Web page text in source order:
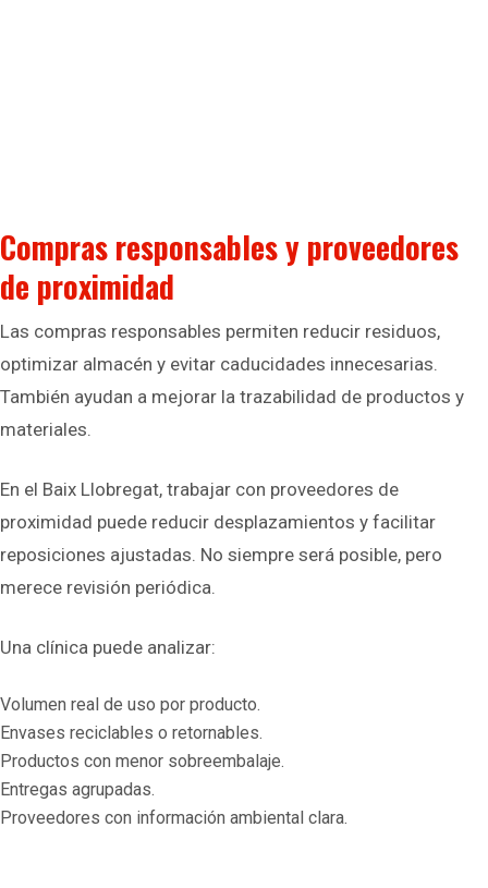
Compras responsables y proveedores
de proximidad
Las compras responsables permiten reducir residuos,
optimizar almacén y evitar caducidades innecesarias.
También ayudan a mejorar la trazabilidad de productos y
materiales.
En el Baix Llobregat, trabajar con proveedores de
proximidad puede reducir desplazamientos y facilitar
reposiciones ajustadas. No siempre será posible, pero
merece revisión periódica.
Una clínica puede analizar:
Volumen real de uso por producto.
Envases reciclables o retornables.
Productos con menor sobreembalaje.
Entregas agrupadas.
Proveedores con información ambiental clara.